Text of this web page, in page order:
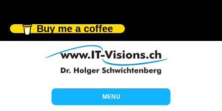
Buy me a coffee
MENU